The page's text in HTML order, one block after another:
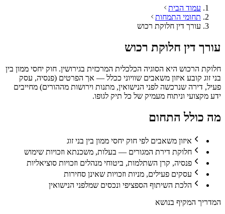
עמוד הבית
תחומי התמחות
עורך דין חלוקת רכוש
עורך דין חלוקת רכוש
חלוקת הרכוש היא הסוגיה הכלכלית המרכזית בגירושין. חוק יחסי ממון בין
בני זוג קובע איזון משאבים שוויוני ככלל — אך הפרטים (פנסיה, עסק
פעיל, דירה שנרכשה לפני הנישואין, מתנות וירושות מההורים) מחייבים
ידע מקצועי וניתוח מעמיק של כל תיק לגופו.
מה כולל התחום
איזון משאבים לפי חוק יחסי ממון בין בני זוג
חלוקת דירת המגורים — בעלות, משכנתא וזכויות שימוש
פנסיה, קרן השתלמות, ביטוחי מנהלים וזכויות סוציאליות
עסקים פעילים, מניות וזכויות שאינן סחירות
הלכת השיתוף הספציפי ונכסים שמלפני הנישואין
המדריך המקיף בנושא